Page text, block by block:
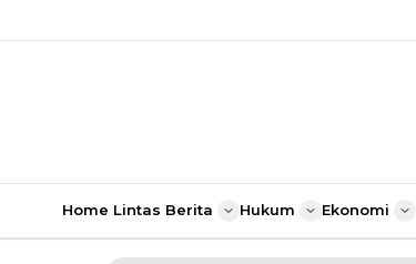
Home Lintas Berita Hukum Ekonomi